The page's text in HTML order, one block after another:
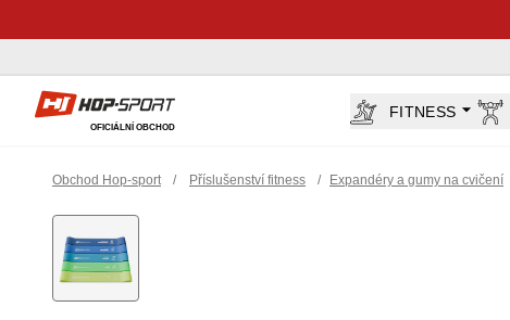
Hop-Sport.cz
OFICIÁLNÍ OBCHOD
FITNESS
Obchod Hop-sport / Příslušenství fitness / Expandéry a gumy na cvičení